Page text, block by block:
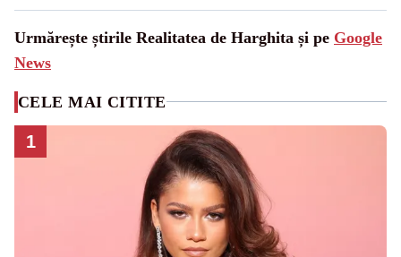
Urmărește știrile Realitatea de Harghita și pe Google
News
CELE MAI CITITE
1